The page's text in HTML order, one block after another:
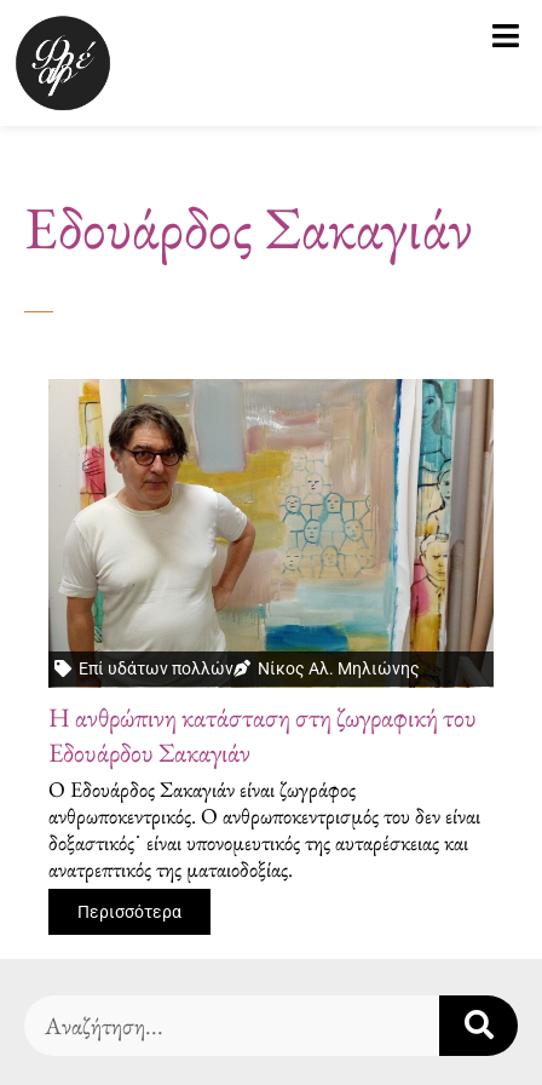
Μετάβαση
στο
περιεχόμενο
Εδουάρδος Σακαγιάν
Επί υδάτων πολλών Νίκος Αλ. Μηλιώνης
Η ανθρώπινη κατάσταση στη ζωγραφική του
Εδουάρδου Σακαγιάν
O Εδουάρδος Σακαγιάν είναι ζωγράφος
ανθρωποκεντρικός. Ο ανθρωποκεντρισμός του δεν είναι
δοξαστικός˙ είναι υπονομευτικός της αυταρέσκειας και
ανατρεπτικός της ματαιοδοξίας.
Περισσότερα
Search